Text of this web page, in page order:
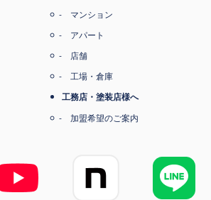
マンション
アパート
店舗
工場・倉庫
工務店・塗装店様へ
加盟希望のご案内